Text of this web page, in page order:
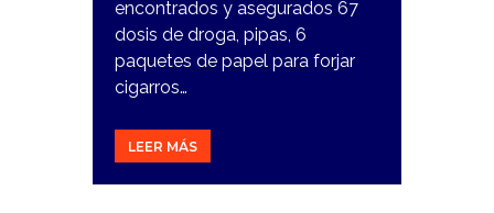
encontrados y asegurados 67
dosis de droga, pipas, 6
paquetes de papel para forjar
cigarros…
LEER MÁS
31